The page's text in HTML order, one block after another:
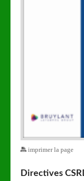
imprimer la page
Directives